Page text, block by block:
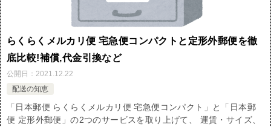
らくらくメルカリ便 宅急便コンパクトと定形外郵便を徹
底比較!補償,代金引換など
公開日： 2021.12.22
配送の知恵
「日本郵便 らくらくメルカリ便 宅急便コンパクト」と「日本郵
便 定形外郵便」の2つのサービスを取り上げて、 運賃・サイズ、